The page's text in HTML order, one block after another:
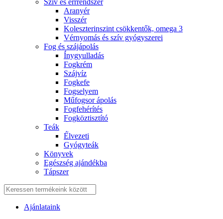
Szív és érrrendszer
Aranyér
Visszér
Koleszterinszint csökkentők, omega 3
Vérnyomás és szív gyógyszerei
Fog és szájápolás
Í́nygyulladás
Fogkrém
Szájvíz
Fogkefe
Fogselyem
Műfogsor ápolás
Fogfehérítés
Fogköztisztító
Teák
É́lvezeti
Gyógyteák
Könyvek
Egészség ajándékba
Tápszer
Ajánlataink